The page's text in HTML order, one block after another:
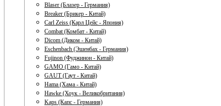
Blaser (Блазер - Германия)
Breaker (Брикер - Китай)
Carl Zeiss (Карл Цейс - Япония)
Combat (Комбат - Китай)
Dicom (Диком - Китай)
Eschenbach (Эшенбах - Германия)
Fujinon (Фуджинон - Китай)
GAMO (Гамо - Китай)
GAUT (Гаут - Китай)
Hama (Хама - Китай)
Hawke (Хоук - Великобритания)
Kaps (Капс - Германия)